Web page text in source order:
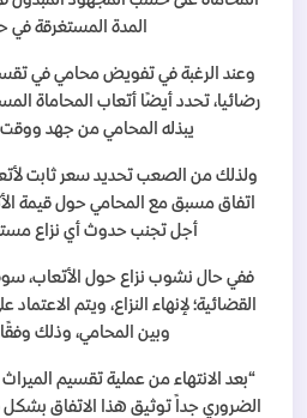
المدة المستغرقة في
وعند الرغبة في تفويض محامي في تقسيم
رضائيا، تحدد أيضًا أتعاب المحاماة
يبذله المحامي من جهد
ولذلك من الصعب تحديد سعر ثابت
اتفاق مسبق مع المحامي حول قيمة
أجل تجنب حدوث أي نزاع
ففي حال نشوب نزاع حول الأتعاب،
القضائية؛ لإنهاء النزاع، ويتم
وبين المحامي، وذلك وفقًا
“بعد الانتهاء من عملية تقسيم الميراث
الضروري جداً توثيق هذا الاتفاق